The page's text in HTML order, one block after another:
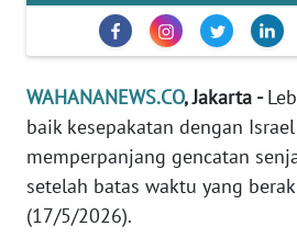
WAHANANEWS.CO, Jakarta -
baik kesepakatan dengan
memperpanjang gencatan
setelah batas waktu yang
(17/5/2026).
EDITORIAL
INDEKS
BERITA